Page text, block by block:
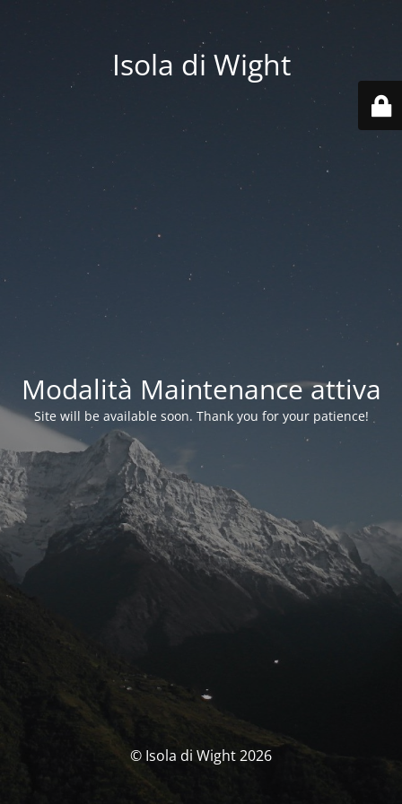
Isola di Wight
Modalità Maintenance attiva
Site will be available soon. Thank you for your patience!
© Isola di Wight 2026